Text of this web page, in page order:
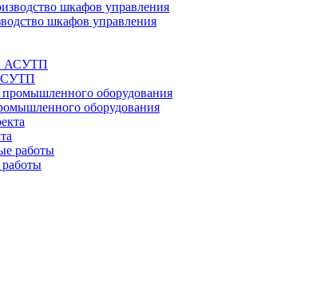
шкафов управления
оборудования